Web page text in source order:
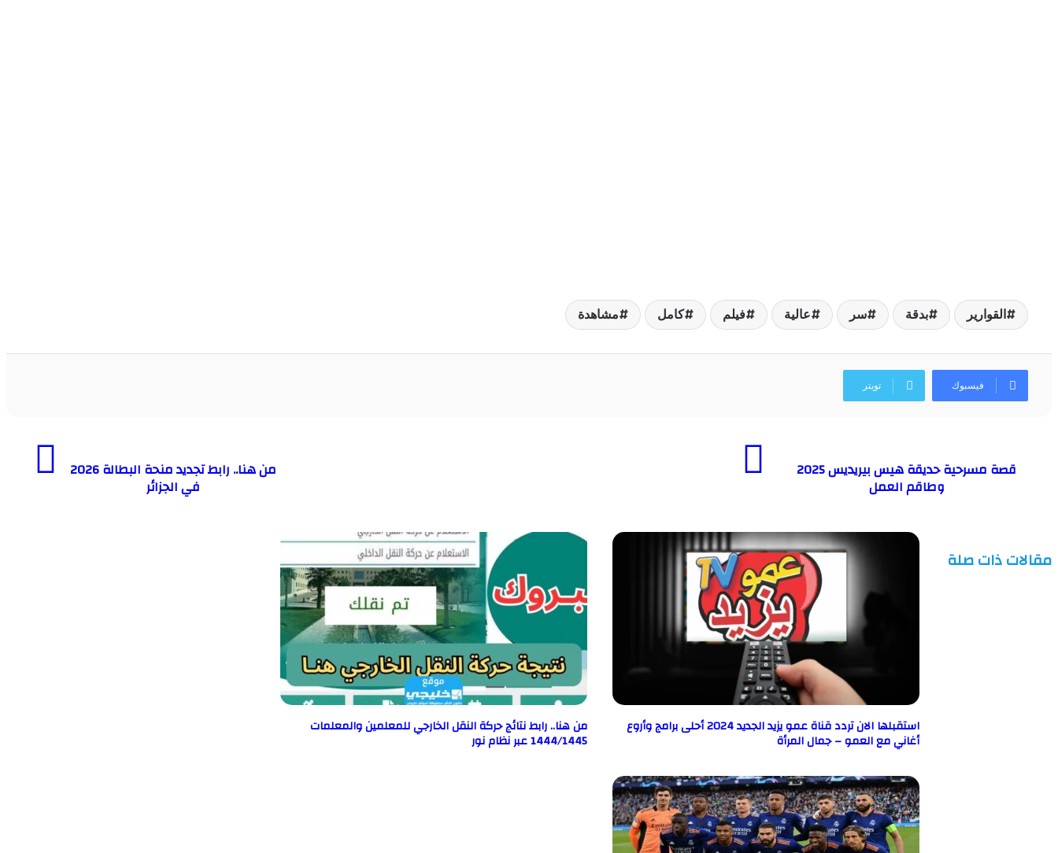
القوارير بدقة سر عالية فيلم كامل مشاهدة
فيسبوك تويتر
قصة مسرحية حديقة هيس بيريديس 2025
وطاقم العمل
من هنا.. رابط تجديد منحة البطالة 2026
في الجزائر
مقالات ذات صلة
استقبلها الان تردد قناة عمو يزيد الجديد 2024 أحلى برامج وأروع
أغاني مع العمو – جمال المرأة
من هنا.. رابط نتائج حركة النقل الخارجي للمعلمين والمعلمات
1444/1445 عبر نظام نور